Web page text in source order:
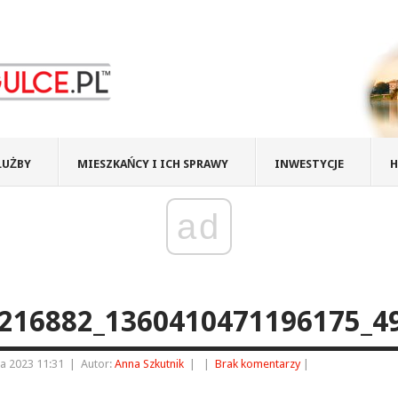
MIESZKAŃCY I ICH SPRAWY INWESTYCJE
ad
2023 11:31 Autor: Anna Szkutnik Brak komentarzy